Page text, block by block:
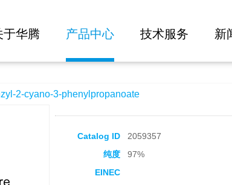
于华腾 产品中心 技术服务 新
2-cyano-3-phenylpropanoate
Catalog ID 2059357
纯度
97%
EINEC